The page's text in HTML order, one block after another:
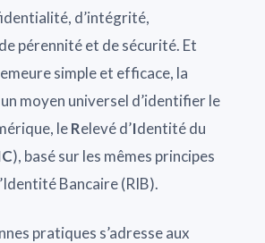
d’intégrité,
pérennité et de sécurité. Et
simple et efficace, la
moyen universel d’identifier le
leRelevé d’Identité du
), basé sur les mêmes principes
Bancaire (RIB).
pratiques s’adresse aux